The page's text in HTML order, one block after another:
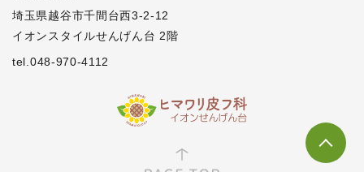
埼玉県越谷市千間台西3-2-12
イオンスタイルせんげん台 2階
tel.048-970-4112